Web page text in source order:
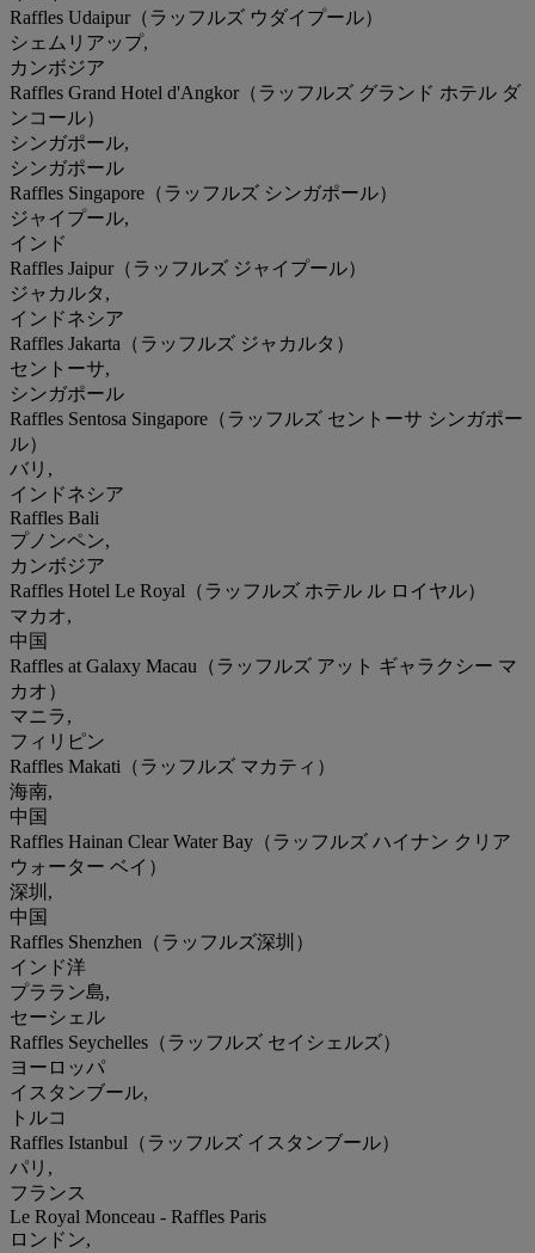
Raffles Udaipur（ラッフルズ ウダイプール）
シェムリアップ,
カンボジア
Raffles Grand Hotel d'Angkor（ラッフルズ グランド ホテル ダ
ンコール）
シンガポール,
シンガポール
Raffles Singapore（ラッフルズ シンガポール）
ジャイプール,
インド
Raffles Jaipur（ラッフルズ ジャイプール）
ジャカルタ,
インドネシア
Raffles Jakarta（ラッフルズ ジャカルタ）
セントーサ,
シンガポール
Raffles Sentosa Singapore（ラッフルズ セントーサ シンガポー
ル）
バリ,
インドネシア
Raffles Bali
プノンペン,
カンボジア
Raffles Hotel Le Royal（ラッフルズ ホテル ル ロイヤル）
マカオ,
中国
Raffles at Galaxy Macau（ラッフルズ アット ギャラクシー マ
カオ）
マニラ,
フィリピン
Raffles Makati（ラッフルズ マカティ）
海南,
中国
Raffles Hainan Clear Water Bay（ラッフルズ ハイナン クリア
ウォーター ベイ）
深圳,
中国
Raffles Shenzhen（ラッフルズ深圳）
インド洋
プララン島,
セーシェル
Raffles Seychelles（ラッフルズ セイシェルズ）
ヨーロッパ
イスタンブール,
トルコ
Raffles Istanbul（ラッフルズ イスタンブール）
パリ,
フランス
Le Royal Monceau - Raffles Paris
ロンドン,